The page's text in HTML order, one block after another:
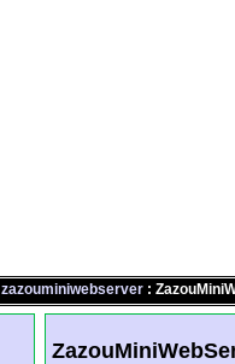
zazouminiwebserver :